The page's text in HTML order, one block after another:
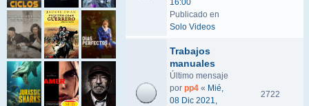
16:00
Publicado en
Solo Videos
Trabajos
manuales
Último mensaje
por pp4 « Mié,
08 Dic 2021,
2722